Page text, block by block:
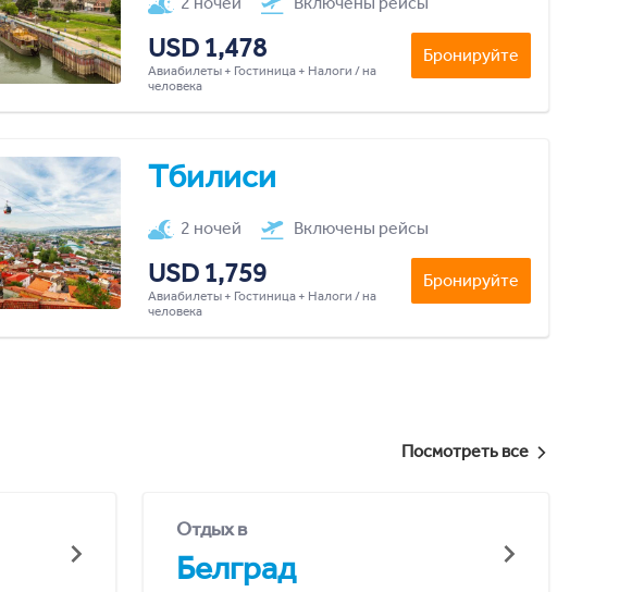
USD 1,478
Авиабилеты + Гостиница + Налоги / на
человека
Бронируйте
Тбилиси
2 ночей Включены рейсы
USD 1,759
Авиабилеты + Гостиница + Налоги / на
человека
Бронируйте
Посмотреть все
Отдых в
Белград